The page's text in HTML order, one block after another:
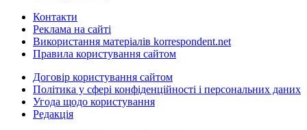
Контакти
Реклама на сайті
Використання матеріалів korrespondent.net
Правила користування сайтом
Договір користування сайтом
Політика у сфері конфіденційності і персональних даних
Угода щодо користування
Редакція